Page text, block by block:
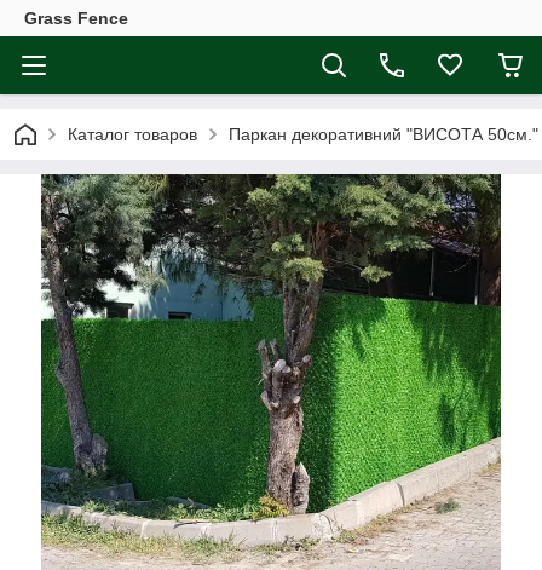
Grass Fence
Каталог товаров Паркан декоративний "ВИСОТА 50см."